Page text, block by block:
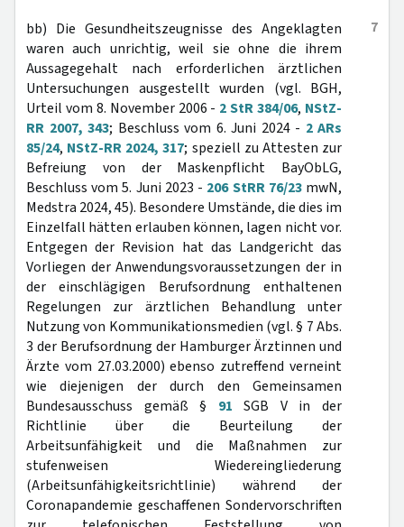
7
bb) Die Gesundheitszeugnisse des Angeklagten
waren auch unrichtig, weil sie ohne die ihrem
Aussagegehalt nach erforderlichen ärztlichen
Untersuchungen ausgestellt wurden (vgl. BGH,
Urteil vom 8. November 2006 - 2 StR 384/06, NStZ-
RR 2007, 343; Beschluss vom 6. Juni 2024 - 2 ARs
85/24, NStZ-RR 2024, 317; speziell zu Attesten zur
Befreiung von der Maskenpflicht BayObLG,
Beschluss vom 5. Juni 2023 - 206 StRR 76/23mwN,
Medstra 2024, 45). Besondere Umstände, die dies im
Einzelfall hätten erlauben können, lagen nicht vor.
Entgegen der Revision hat das Landgericht das
Vorliegen der Anwendungsvoraussetzungen der in
der einschlägigen Berufsordnung enthaltenen
Regelungen zur ärztlichen Behandlung unter
Nutzung von Kommunikationsmedien (vgl. § 7 Abs.
3 der Berufsordnung der Hamburger Ärztinnen und
Ärzte vom 27.03.2000) ebenso zutreffend verneint
wie diejenigen der durch den Gemeinsamen
Bundesausschuss gemäß § 91 SGB V in der
Richtlinie über die Beurteilung der
Arbeitsunfähigkeit und die Maßnahmen zur
stufenweisen Wiedereingliederung
(Arbeitsunfähigkeitsrichtlinie) während der
Coronapandemie geschaffenen Sondervorschriften